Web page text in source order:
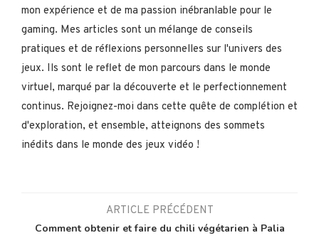
mon expérience et de ma passion inébranlable pour le
gaming. Mes articles sont un mélange de conseils
pratiques et de réflexions personnelles sur l'univers des
jeux. Ils sont le reflet de mon parcours dans le monde
virtuel, marqué par la découverte et le perfectionnement
continus. Rejoignez-moi dans cette quête de complétion et
d'exploration, et ensemble, atteignons des sommets
inédits dans le monde des jeux vidéo !
ARTICLE PRÉCÉDENT
Comment obtenir et faire du chili végétarien à Palia